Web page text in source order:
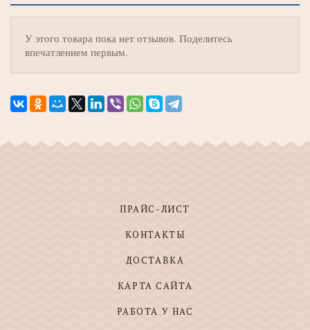
У этого товара пока нет отзывов. Поделитесь
впечатлением первым.
ПРАЙС-ЛИСТ
КОНТАКТЫ
ДОСТАВКА
КАРТА САЙТА
РАБОТА У НАС